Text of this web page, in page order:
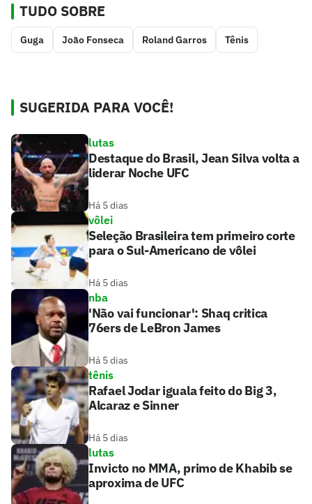
TUDO SOBRE
Guga João Fonseca Roland Garros Tênis
SUGERIDA PARA VOCÊ!
lutas
Destaque do Brasil, Jean Silva volta a
liderar Noche UFC
Há 5 dias
vôlei
Seleção Brasileira tem primeiro corte
para o Sul-Americano de vôlei
Há 5 dias
nba
'Não vai funcionar': Shaq critica
76ers de LeBron James
Há 5 dias
tênis
Rafael Jodar iguala feito do Big 3,
Alcaraz e Sinner
Há 5 dias
lutas
Invicto no MMA, primo de Khabib se
aproxima de UFC